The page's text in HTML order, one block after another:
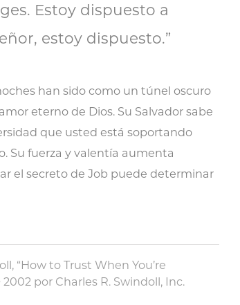
Estoy dispuesto a
estoy dispuesto.”
han sido como un túnel oscuro
eterno de Dios. Su Salvador sabe
que usted está soportando
Su fuerza y valentía aumenta
el secreto de Job puede determinar
“How to Trust When You’re
por Charles R. Swindoll, Inc.